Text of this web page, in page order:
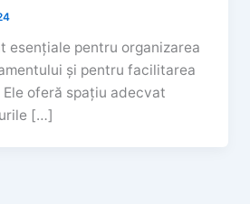
esențiale pentru organizarea
și pentru facilitarea
oferă spațiu adecvat
[…]